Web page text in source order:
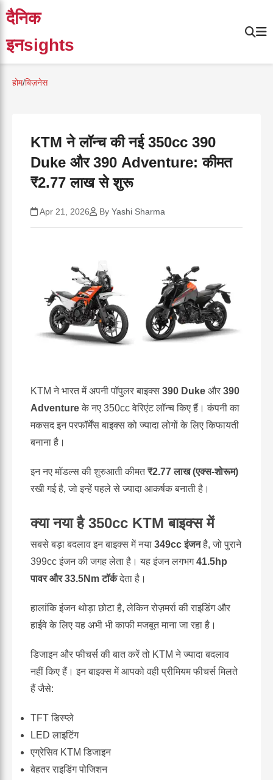
दैनिक
इनsights
होम/बिज़नेस
KTM ने लॉन्च की नई 350cc 390
Duke और 390 Adventure: कीमत
₹2.77 लाख से शुरू
Apr 21, 2026 By Yashi Sharma
KTM ने भारत में अपनी पॉपुलर बाइक्स 390 Duke और 390
Adventureके नए 350cc वेरिएंट लॉन्च किए हैं। कंपनी का
मकसद इन परफॉर्मेंस बाइक्स को ज्यादा लोगों के लिए किफायती
बनाना है।
इन नए मॉडल्स की शुरुआती कीमत₹2.77 लाख (एक्स-शोरूम)
रखी गई है, जो इन्हें पहले से ज्यादा आकर्षक बनाती है।
क्या नया है 350cc KTM बाइक्स में
सबसे बड़ा बदलाव इन बाइक्स में नया 349cc इंजनहै, जो पुराने
399cc इंजन की जगह लेता है। यह इंजन लगभग41.5hp
पावर और 33.5Nm टॉर्कदेता है।
हालांकि इंजन थोड़ा छोटा है, लेकिन रोज़मर्रा की राइडिंग और
हाईवे के लिए यह अभी भी काफी मजबूत माना जा रहा है।
डिजाइन और फीचर्स की बात करें तो KTM ने ज्यादा बदलाव
नहीं किए हैं। इन बाइक्स में आपको वही प्रीमियम फीचर्स मिलते
हैं जैसे:
TFT डिस्प्ले
LED लाइटिंग
एग्रेसिव KTM डिजाइन
बेहतर राइडिंग पोजिशन